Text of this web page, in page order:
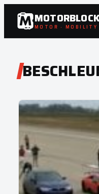
Zum
Inhalt
springen
MOTOR · MOBILITY